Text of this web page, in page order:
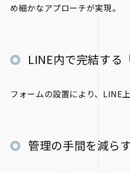
め細かなアプローチが実現。
LINE内で完結する
フォームの設置により、LINE
管理の手間を減ら